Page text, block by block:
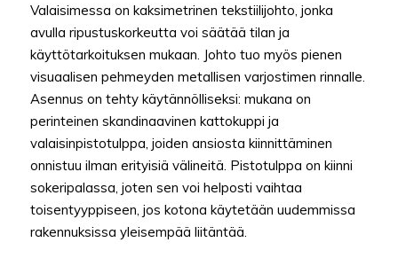
Valaisimessa on kaksimetrinen tekstiilijohto, jonka
avulla ripustuskorkeutta voi säätää tilan ja
käyttötarkoituksen mukaan. Johto tuo myös pienen
visuaalisen pehmeyden metallisen varjostimen rinnalle.
Asennus on tehty käytännölliseksi: mukana on
perinteinen skandinaavinen kattokuppi ja
valaisinpistotulppa, joiden ansiosta kiinnittäminen
onnistuu ilman erityisiä välineitä. Pistotulppa on kiinni
sokeripalassa, joten sen voi helposti vaihtaa
toisentyyppiseen, jos kotona käytetään uudemmissa
rakennuksissa yleisempää liitäntää.